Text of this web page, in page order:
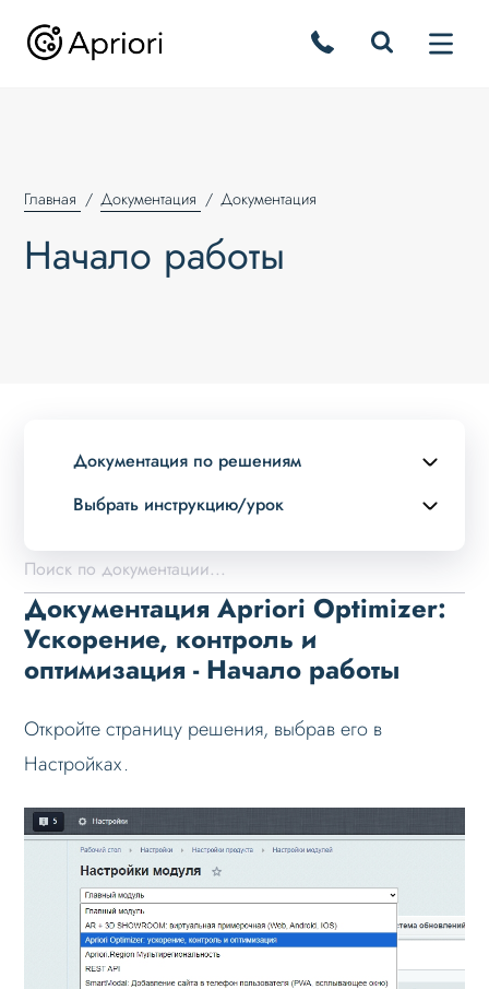
Главная Документация Документация
Начало работы
Документация по решениям
Выбрать инструкцию/урок
Описание курса
Возможности
Установка решения
Настройка
Webp изображения
Поиск больших файлов
Поиск неиспользуемых файлов
Проверка места
Ручные проверки
Preconnect
Документация Apriori Optimizer:
Ускорение, контроль и
оптимизация - Начало работы
Откройте страницу решения, выбрав его в
Настройках.